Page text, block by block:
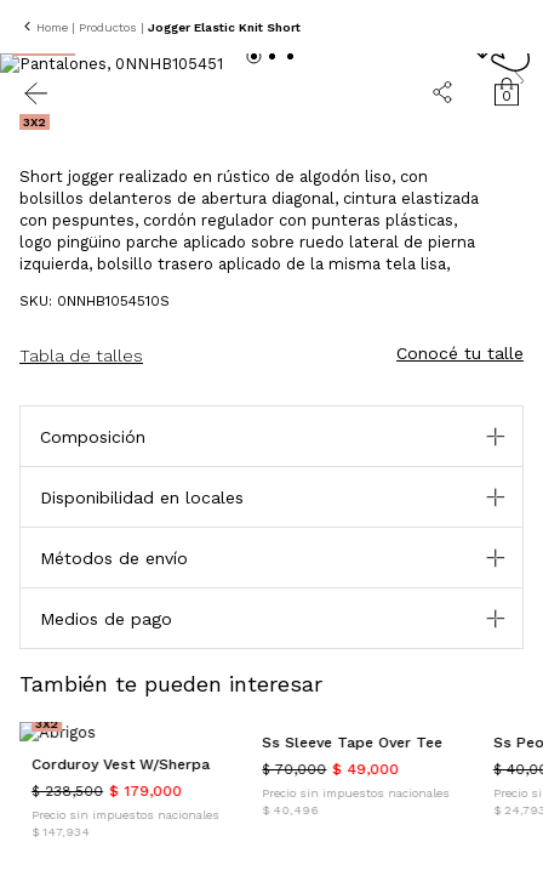
Home | Productos | Jogger Elastic Knit Short
0
3X2
Short jogger realizado en rústico de algodón liso, con
bolsillos delanteros de abertura diagonal, cintura elastizada
con pespuntes, cordón regulador con punteras plásticas,
logo pingüino parche aplicado sobre ruedo lateral de pierna
izquierda, bolsillo trasero aplicado de la misma tela lisa,
SKU: 0NNHB1054510S
Tabla de talles Conocé tu talle
Composición
Disponibilidad en locales
Métodos de envío
Medios de pago
También te pueden interesar
3X2
Corduroy Vest W/Sherpa
$ 238,500 $ 179,000
Precio sin impuestos nacionales
$ 147,934
30% OFF
Ss Sleeve Tape Over Tee
$ 70,000 $ 49,000
Precio sin impuestos nacionales
$ 40,496
Ss
$
Precio
$